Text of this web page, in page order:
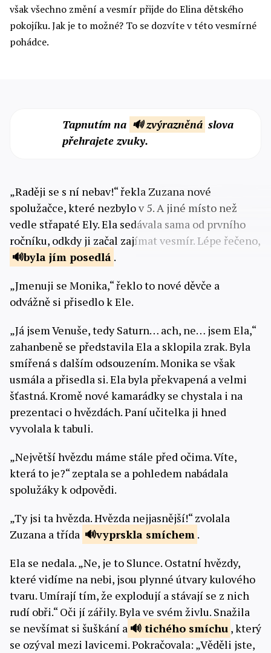
však všechno změní a vesmír přijde do Elina dětského
pokojíku. Jak je to možné? To se dozvíte v této vesmírné
pohádce.
Tapnutím na 🔊 zvýrazněná slova
přehrajete zvuky.
„Raději se s ní nebav!“ řekla Zuzana nové
spolužačce, které nezbylo v 5. A jiné místo než
vedle střapaté Ely. Ela sedávala sama od prvního
ročníku, odkdy ji začal zajímat vesmír. Lépe řečeno,
byla jím posedlá .
„Jmenuji se Monika,“ řeklo to nové děvče a
odvážně si přisedlo k Ele.
„Já jsem Venuše, tedy Saturn… ach, ne… jsem Ela,“
zahanbeně se představila Ela a sklopila zrak. Byla
smířená s dalším odsouzením. Monika se však
usmála a přisedla si. Ela byla překvapená a velmi
šťastná. Kromě nové kamarádky se chystala i na
prezentaci o hvězdách. Paní učitelka ji hned
vyvolala k tabuli.
„Největší hvězdu máme stále před očima. Víte,
která to je?“ zeptala se a pohledem nabádala
spolužáky k odpovědi.
„Ty jsi ta hvězda. Hvězda nejjasnější!“ zvolala
Zuzana a třída
vyprskla smíchem .
Ela se nedala. „Ne, je to Slunce. Ostatní hvězdy,
které vidíme na nebi, jsou plynné útvary kulového
tvaru. Umírají tím, že explodují a stávají se z nich
rudí obři.“ Oči jí zářily. Byla ve svém živlu. Snažila
se nevšímat si šuškání a
tichého smíchu , který
se ozýval mezi lavicemi. Pokračovala: „Věděli jste,